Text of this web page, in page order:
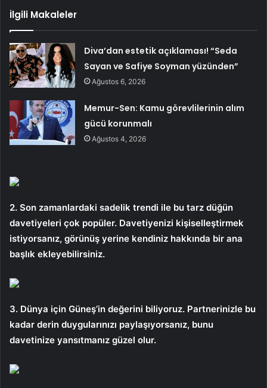
İlgili Makaleler
Diva’dan estetik açıklaması! “Seda
Sayan ve Safiye Soyman yüzünden”
Ağustos 6, 2026
Memur-Sen: Kamu görevlilerinin alım
gücü korunmalı
Ağustos 4, 2026
2. Son zamanlardaki sadelik trendi ile bu tarz düğün
davetiyeleri çok popüler. Davetiyenizi kişiselleştirmek
istiyorsanız, görünüş yerine kendiniz hakkında bir ana
başlık ekleyebilirsiniz.
3. Dünya için Güneş’in değerini biliyoruz. Partnerinizle bu
kadar derin duygularınızı paylaşıyorsanız, bunu
davetinize yansıtmanız güzel olur.